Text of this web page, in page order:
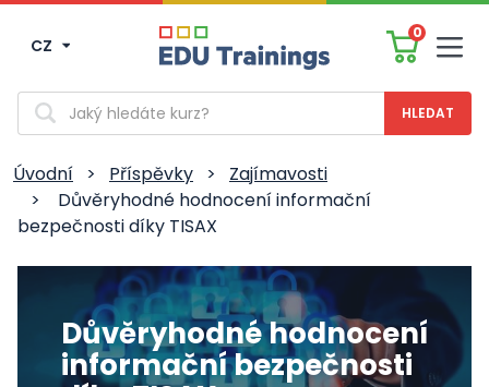
CZ
0
Vyhledávání
Úvodní > Příspěvky >
Zajímavosti
>
Důvěryhodné hodnocení informační
bezpečnosti díky TISAX
Důvěryhodné hodnocení
informační bezpečnosti